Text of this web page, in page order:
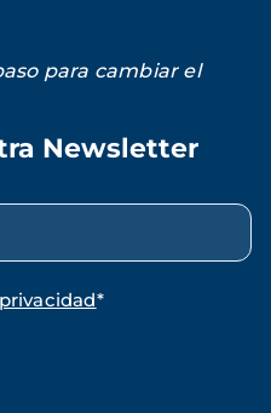
para cambiar el
Newsletter
*